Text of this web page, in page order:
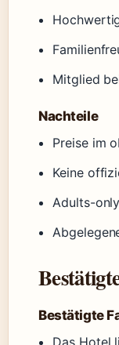
Mitglied
Nachteile
Preise im
Keine
Adults-
Bestätigte
Das Hotel